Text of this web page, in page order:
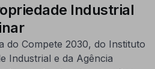
Industrial
do Compete 2030, do Instituto
Industrial e da Agência